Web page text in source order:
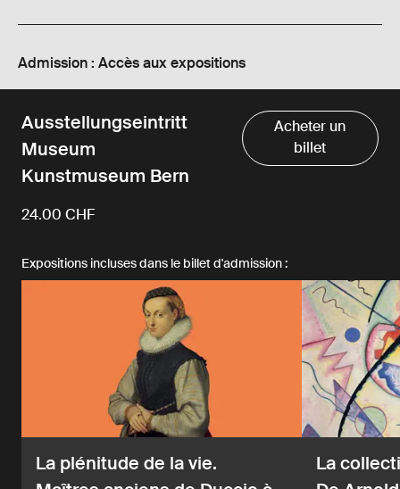
Admission : Accès aux expositions
Ausstellungseintritt
Museum
Kunstmuseum Bern
Acheter un
billet
24.00 CHF
Expositions incluses dans le billet d'admission :
La plénitude de la vie.
La